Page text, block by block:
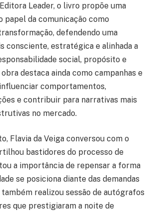
Leader, o livro propõe uma
papel da comunicação como
defendendo uma
consciente, estratégica e alinhada a
social, propósito e
destaca ainda como campanhas e
comportamentos,
e contribuir para narrativas mais
no mercado.
Flavia da Veiga conversou com o
bastidores do processo de
a importância de repensar a forma
se posiciona diante das demandas
realizou sessão de autógrafos
que prestigiaram a noite de